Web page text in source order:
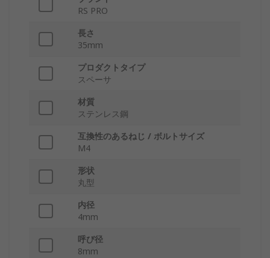
RS PRO
長さ
35mm
プロダクトタイプ
スペーサ
材質
ステンレス鋼
互換性のあるねじ / ボルトサイズ
M4
形状
丸型
内径
4mm
呼び径
8mm